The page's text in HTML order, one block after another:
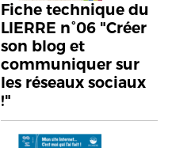
Fiche technique du
LIERRE n°06 "Créer
son blog et
communiquer sur
les réseaux sociaux
!"